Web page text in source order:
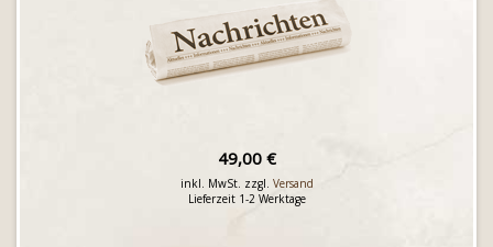
49,00 €
inkl. MwSt. zzgl. Versand
Lieferzeit 1-2 Werktage